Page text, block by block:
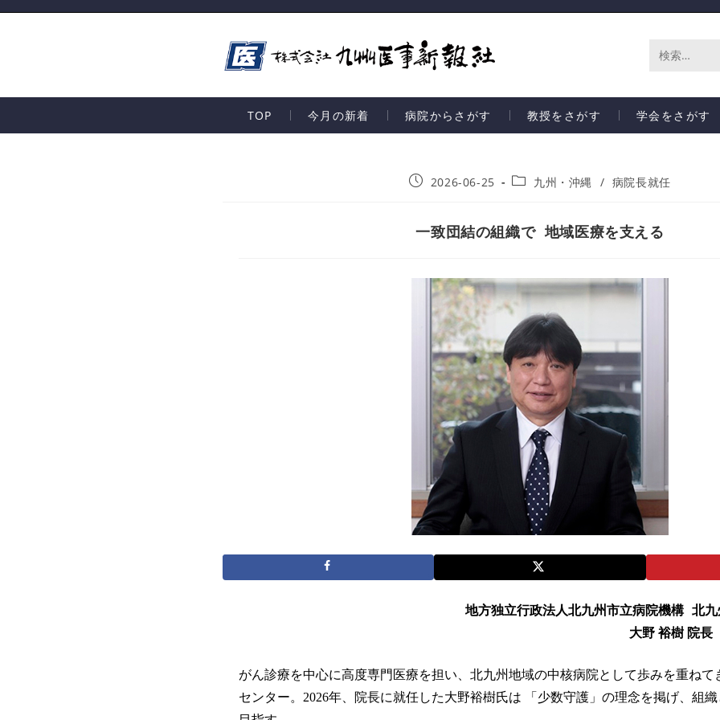
サ
ト
検
TOP 今月の新着 病院からさがす 教授をさがす 学会をさがす
2026-06-25 九州・沖縄 / 病院長就任
一致団結の組織で 地域医療を支える
地方独立行政法人北九州市立病院機構 北
大野 裕樹 院長
がん診療を中心に高度専門医療を担い、北九州地域の中核病院として歩みを重ねて
センター。2026年、院長に就任した大野裕樹氏は 「少数守護」の理念を掲げ、組